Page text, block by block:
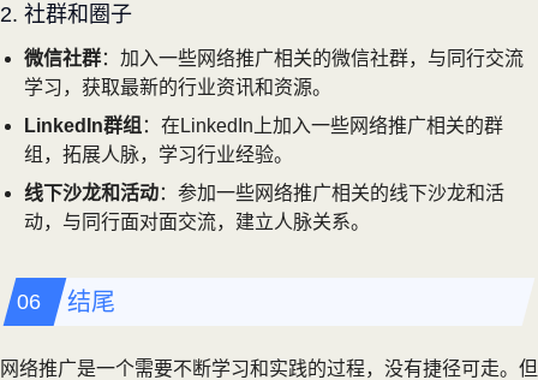
2. 社群和圈子
微信社群：加入一些网络推广相关的微信社群，与同行交流
学习，获取最新的行业资讯和资源。
LinkedIn群组 ：在LinkedIn上加入一些网络推广相关的群
组，拓展人脉，学习行业经验。
线下沙龙和活动：参加一些网络推广相关的线下沙龙和活
动，与同行面对面交流，建立人脉关系。
结尾
网络推广是一个需要不断学习和实践的过程，没有捷径可走。但